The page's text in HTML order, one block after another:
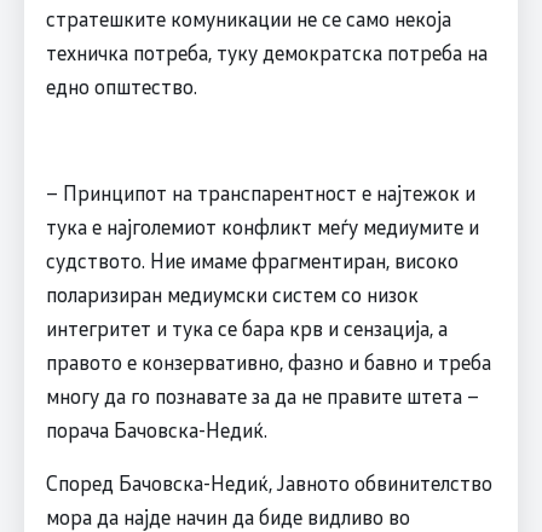
стратешките комуникации не се само некоја
техничка потреба, туку демократска потреба на
едно општество.
– Принципот на транспарентност е најтежок и
тука е најголемиот конфликт меѓу медиумите и
судството. Ние имаме фрагментиран, високо
поларизиран медиумски систем со низок
интегритет и тука се бара крв и сензација, а
правото е конзервативно, фазно и бавно и треба
многу да го познавате за да не правите штета –
порача Бачовска-Недиќ.
Според Бачовска-Недиќ, Јавното обвинителство
мора да најде начин да биде видливо во